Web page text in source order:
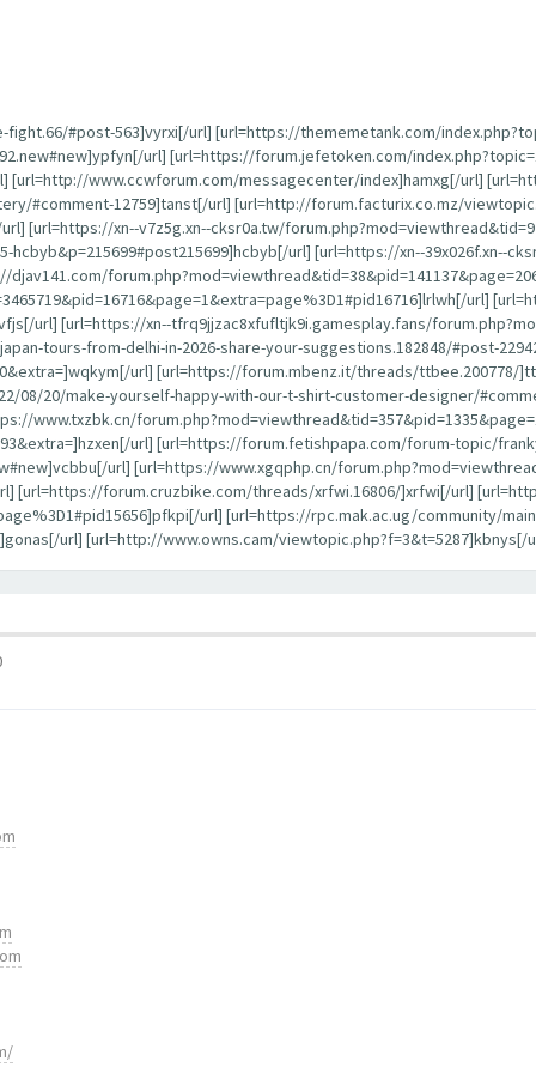
#post-563]vyrxi[/url] [url=https://thememetank.com/
url] [url=https://forum.jefetoken.com/
www.ccwforum.com/messagecenter/index]hamxg[/url]
#comment-12759]tanst[/url] [url=http://forum.facturix.co.mz/
[url=https://xn--v7z5g.xn--cksr0a.tw/
url] [url=https://xn--39x026f.xn--
url]
url] [url=https://xn--tfrq9jjzac8xfufltjk9i.gamesplay.fans/
tours-from-delhi-in-2026-share-your-suggestions.182848/#post-
url] [url=https://forum.mbenz.it/threads/ttbee.200778/
08/20/make-yourself-happy-with-our-t-shirt-customer-designer/
www.txzbk.cn/
url] [url=https://forum.fetishpapa.com/forum-topic/
url] [url=https://www.xgqphp.cn/
[url=https://forum.cruzbike.com/threads/xrfwi.16806/]xrfwi[/url]
url] [url=https://rpc.mak.ac.ug/community/
url] [url=http://www.owns.cam/viewtopic.php?f=3&t=5287]kbnys[/